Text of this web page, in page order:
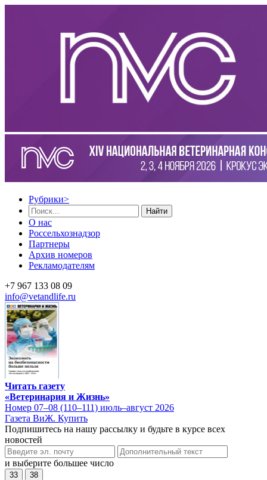
Рубрики>
Найти
О нас
Россельхознадзор
Партнеры
Архив номеров
Рекламодателям
+7 967 133 08 09
info@vetandlife.ru
Читать газету
«Ветеринария и Жизнь»
Номер 07–08 (110–111) июль–август 2026
Газета ВиЖ. Купить
Подпишитесь на нашу рассылку и будьте в курсе всех
новостей
и выберите большее число
33 38